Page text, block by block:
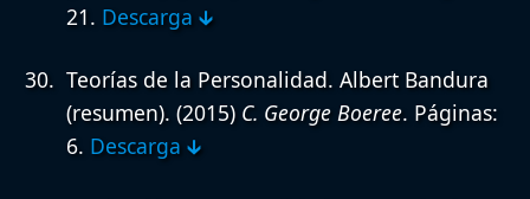
21. Descarga 🡳
Teorías de la Personalidad. Albert Bandura
(resumen). (2015) C. George Boeree. Páginas:
6. Descarga 🡳